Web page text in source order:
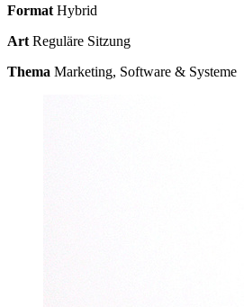
Format Hybrid
Art Reguläre Sitzung
Thema Marketing, Software & Systeme